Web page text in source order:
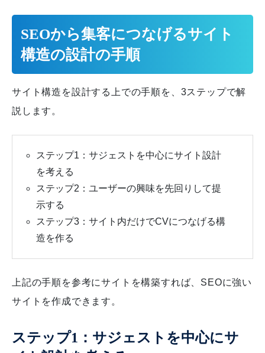
SEOから集客につなげるサイト
構造の設計の手順
サイト構造を設計する上での手順を、3ステップで解
説します。
ステップ1：サジェストを中心にサイト設計
を考える
ステップ2：ユーザーの興味を先回りして提
示する
ステップ3：サイト内だけでCVにつなげる構
造を作る
上記の手順を参考にサイトを構築すれば、SEOに強い
サイトを作成できます。
ステップ1：サジェストを中心にサ